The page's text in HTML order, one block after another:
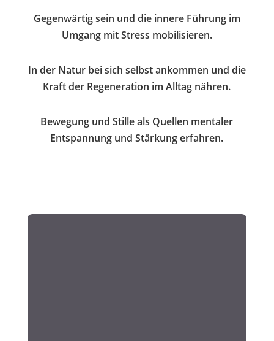
Gegenwärtig sein und die innere Führung im
Umgang mit Stress mobilisieren.
In der Natur bei sich selbst ankommen und die
Kraft der Regeneration im Alltag nähren.
Bewegung und Stille als Quellen mentaler
Entspannung und Stärkung erfahren.